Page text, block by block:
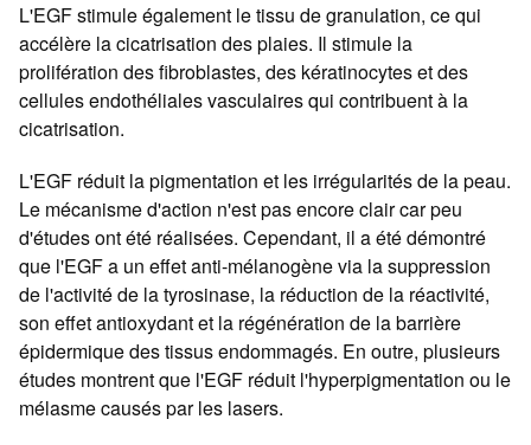
L'EGF stimule également le tissu de granulation, ce qui
accélère la cicatrisation des plaies. Il stimule la
prolifération des fibroblastes, des kératinocytes et des
cellules endothéliales vasculaires qui contribuent à la
cicatrisation.
L'EGF réduit la pigmentation et les irrégularités de la peau.
Le mécanisme d'action n'est pas encore clair car peu
d'études ont été réalisées. Cependant, il a été démontré
que l'EGF a un effet anti-mélanogène via la suppression
de l'activité de la tyrosinase, la réduction de la réactivité,
son effet antioxydant et la régénération de la barrière
épidermique des tissus endommagés. En outre, plusieurs
études montrent que l'EGF réduit l'hyperpigmentation ou le
mélasme causés par les lasers.